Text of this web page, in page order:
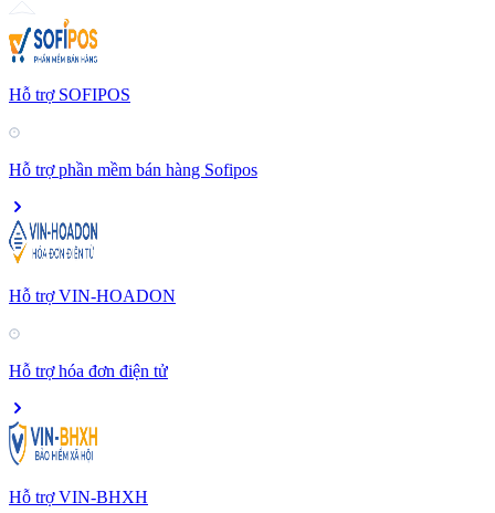
Hỗ trợ SOFIPOS
Hỗ trợ phần mềm bán hàng Sofipos
Hỗ trợ VIN-HOADON
Hỗ trợ hóa đơn điện tử
Hỗ trợ VIN-BHXH